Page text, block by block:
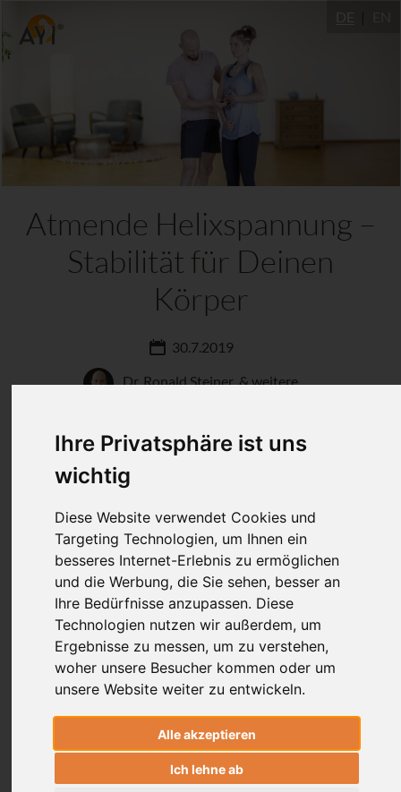
Ihre Privatsphäre ist uns
wichtig
Diese Website verwendet Cookies und
Targeting Technologien, um Ihnen ein
besseres Internet-Erlebnis zu ermöglichen
und die Werbung, die Sie sehen, besser an
Ihre Bedürfnisse anzupassen. Diese
Technologien nutzen wir außerdem, um
Ergebnisse zu messen, um zu verstehen,
woher unsere Besucher kommen oder um
unsere Website weiter zu entwickeln.
Alle akzeptieren
Ich lehne ab
Atmende Helixspannung –
Stabilität für Deinen
Körper
30.7.2019
Dr. Ronald Steiner & weitere
Körperstabilität basiert nicht auf Druck
sondern auf Zug oder genauer gesagt auf
Spannung. Ein verblüffendes System von
schichtweise übereinander liegenden
Faszien in Form von gegenläufigen
Doppelhelices hält dabei unseren Rumpf
und die Wirbelsäule in einer
schwingenden Schwebespannung.
Der Schiffsmast - ein veraltetes Bild
Lange Zeit fand sich in heute veralteten Anatomiebüchern
das Bild der Wirbelsäule als hauptsächlicher Kraftüberträger
im Rumpf. Projiziert man diese Vorstellung auf die Realität,